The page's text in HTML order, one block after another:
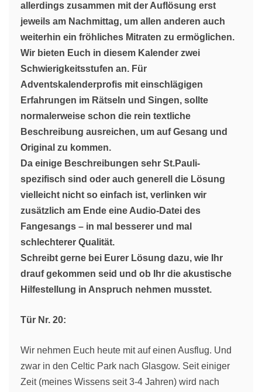
allerdings zusammen mit der Auflösung erst
jeweils am Nachmittag, um allen anderen auch
weiterhin ein fröhliches Mitraten zu ermöglichen.
Wir bieten Euch in diesem Kalender zwei
Schwierigkeitsstufen an. Für
Adventskalenderprofis mit einschlägigen
Erfahrungen im Rätseln und Singen, sollte
normalerweise schon die rein textliche
Beschreibung ausreichen, um auf Gesang und
Original zu kommen.
Da einige Beschreibungen sehr St.Pauli-
spezifisch sind oder auch generell die Lösung
vielleicht nicht so einfach ist, verlinken wir
zusätzlich am Ende eine Audio-Datei des
Fangesangs – in mal besserer und mal
schlechterer Qualität.
Schreibt gerne bei Eurer Lösung dazu, wie Ihr
drauf gekommen seid und ob Ihr die akustische
Hilfestellung in Anspruch nehmen musstet.
Tür Nr. 20:
Wir nehmen Euch heute mit auf einen Ausflug. Und
zwar in den Celtic Park nach Glasgow. Seit einiger
Zeit (meines Wissens seit 3-4 Jahren) wird nach